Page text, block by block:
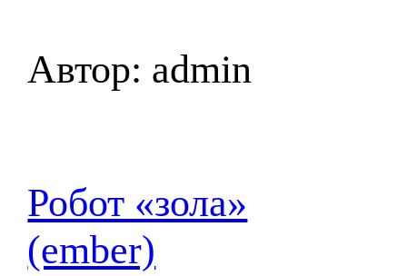
Автор: admin
Робот «зола»
(ember)